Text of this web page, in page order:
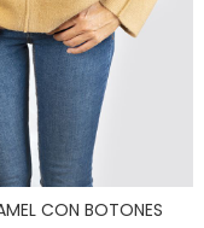
CON BOTONES